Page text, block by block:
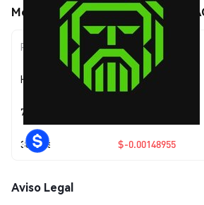
Movimentos de preço de
Período Variação do Valor
Hoje $-0.00105458
7 Dias
30 Dias $-0.00148955
Aviso Legal